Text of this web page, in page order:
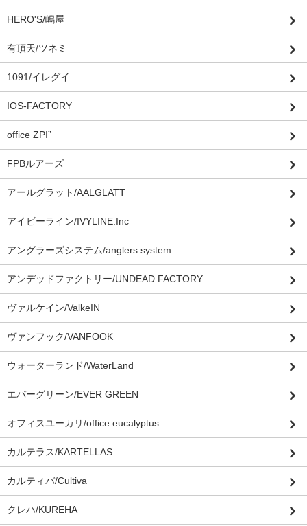
HERO'S/嶋屋
有頂天/ツネミ
1091/イレグイ
IOS-FACTORY
office ZPI”
FPBルアーズ
アールグラット/AALGLATT
アイビーライン/IVYLINE.Inc
アングラーズシステム/anglers system
アンデッドファクトリー/UNDEAD FACTORY
ヴァルケイン/ValkeIN
ヴァンフック/VANFOOK
ウォーターランド/WaterLand
エバーグリーン/EVER GREEN
オフィスユーカリ/office eucalyptus
カルテラス/KARTELLAS
カルティバ/Cultiva
クレハ/KUREHA